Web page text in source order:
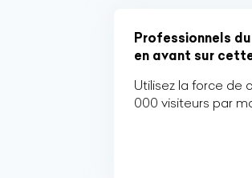
Professionnels
en avant sur
Utilisez la force de
000 visiteurs par